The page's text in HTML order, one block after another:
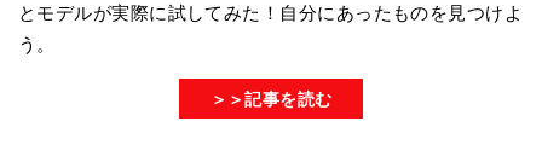
とモデルが実際に試してみた！自分にあったものを見つけよ
う。
＞＞記事を読む